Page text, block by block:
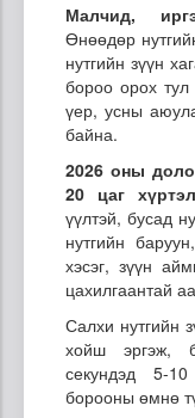
Малчид,
Өнөөдөр
нутгийн зүүн
бороо орох
үер, усны
байна.
2026 оны
20 цаг
үүлтэй, бусад
нутгийн
хэсэг, зүүн
цахилгаантай
Салхи нутгийн
хойш эргэж,
секундэд 5-
борооны өмнө